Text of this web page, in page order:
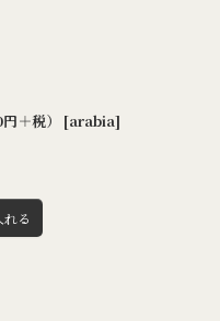
＋税） [arabia]
る